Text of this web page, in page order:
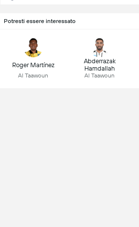
Potresti essere interessato
Roger Martínez
Al Taawoun
Abderrazak
Hamdallah
Al Taawoun